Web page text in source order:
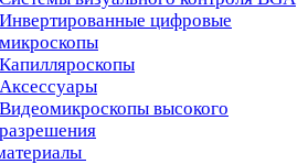
Инвертированные цифровые
микроскопы
Капилляроскопы
Аксессуары
Видеомикроскопы высокого
разрешения